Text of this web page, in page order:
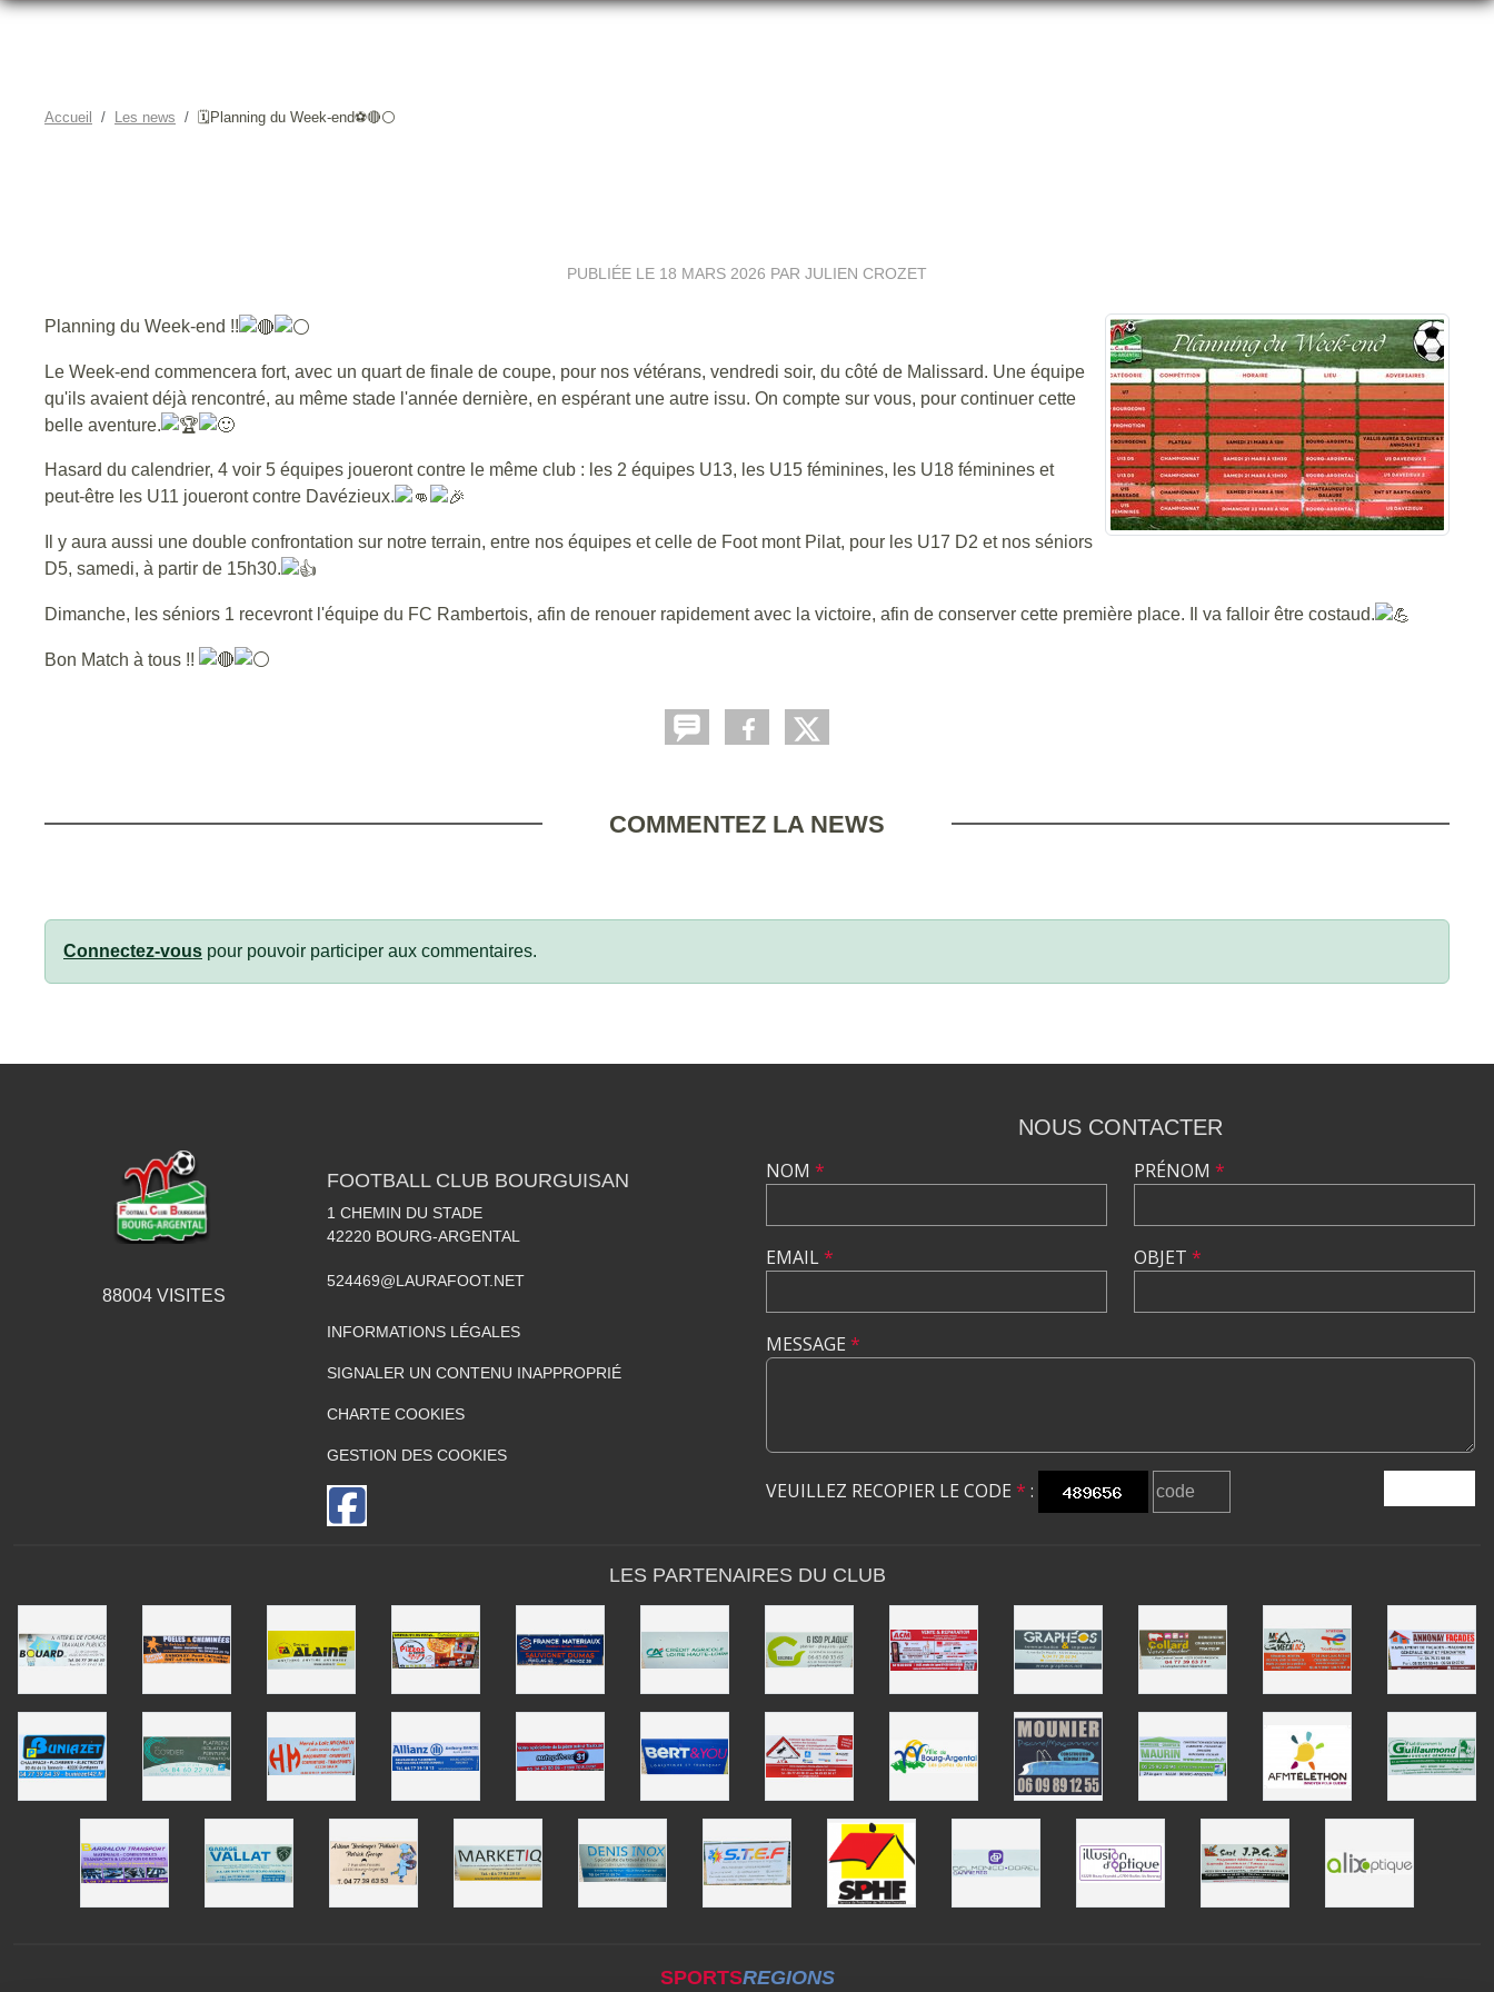
Accueil Les news 🗓️Planning du Week-end⚽🔴⚪
PUBLIÉE LE 18 MARS 2026 PAR JULIEN CROZET
Planning du Week-end !!
Le Week-end commencera fort, avec un quart de finale de coupe, pour nos vétérans, vendredi soir, du côté de Malissard. Une équipe
qu'ils avaient déjà rencontré, au même stade l'année dernière, en espérant une autre issu. On compte sur vous, pour continuer cette
belle aventure.
Hasard du calendrier, 4 voir 5 équipes joueront contre le même club : les 2 équipes U13, les U15 féminines, les U18 féminines et
peut-être les U11 joueront contre Davézieux.
Il y aura aussi une double confrontation sur notre terrain, entre nos équipes et celle de Foot mont Pilat, pour les U17 D2 et nos séniors
D5, samedi, à partir de 15h30.
Dimanche, les séniors 1 recevront l'équipe du FC Rambertois, afin de renouer rapidement avec la victoire, afin de conserver cette première place. Il va falloir être costaud.
Bon Match à tous !!
COMMENTEZ LA NEWS
Connectez-vous pour pouvoir participer aux commentaires.
88004VISITES
FOOTBALL CLUB BOURGUISAN
1 CHEMIN DU STADE
42220 BOURG-ARGENTAL
524469@LAURAFOOT.NET
INFORMATIONS LÉGALES
SIGNALER UN CONTENU INAPPROPRIÉ
CHARTE COOKIES
GESTION DES COOKIES
NOUS CONTACTER
NOM *
EMAIL*
PRÉNOM *
OBJET *
MESSAGE *
VEUILLEZ RECOPIER LE CODE * :
LES PARTENAIRES DU CLUB
SPORTSREGIONS